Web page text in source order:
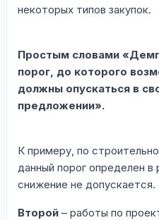
некоторых типов закупок.
Простым словами
порог, до которого
должны опускаться в
предложении».
К примеру, по
данный порог определен в
снижение не допускается.
Второй – работы по